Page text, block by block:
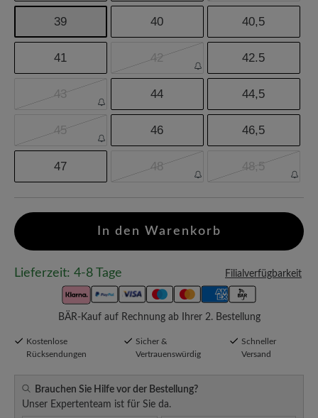
39 40 40,5
41 42 42.5
43 44 44,5
45 46 46,5
47 48 48,5
In den Warenkorb
Lieferzeit: 4-8 Tage Filialverfügbarkeit
BÄR-Kauf auf Rechnung ab Ihrer 2. Bestellung
Kostenlose
Rücksendungen
Sicher &
Vertrauenswürdig
Schneller
Versand
Brauchen Sie Hilfe vor der Bestellung?
Unser Expertenteam ist für Sie da.